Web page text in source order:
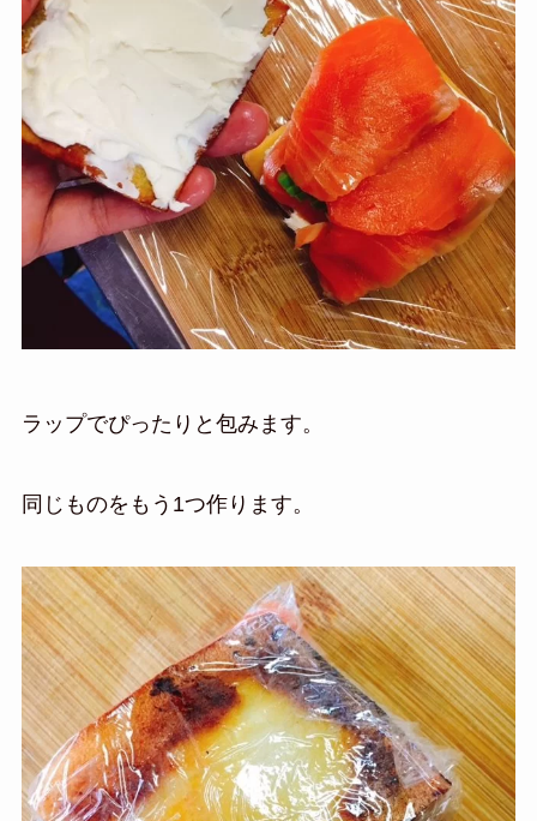
ラップでぴったりと包みます。
同じものをもう1つ作ります。